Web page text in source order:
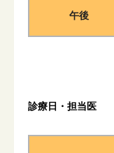
午後
診療日・担当医